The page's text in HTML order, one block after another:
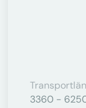
3360 -